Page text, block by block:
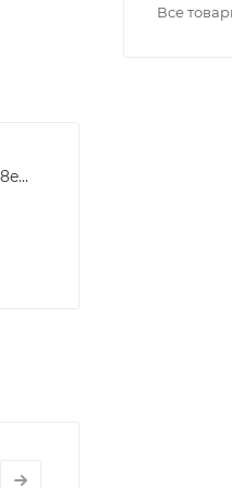
d8da70c66bf247550708a8ebc9201c1f
Все